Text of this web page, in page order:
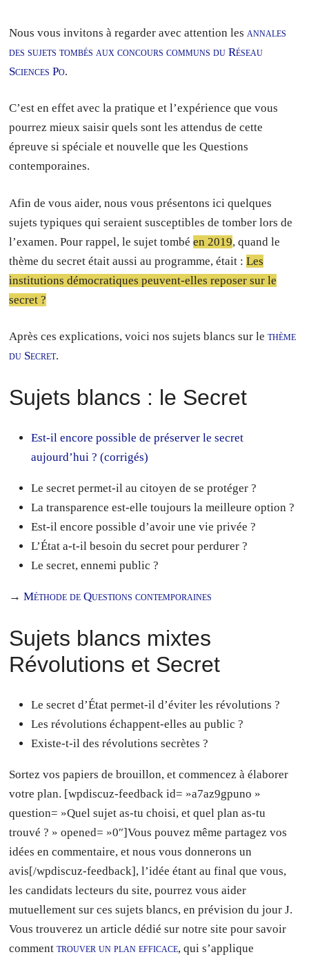
Nous vous invitons à regarder avec attention les annales
des sujets tombés aux concours communs du Réseau
Sciences Po.
C’est en effet avec la pratique et l’expérience que vous
pourrez mieux saisir quels sont les attendus de cette
épreuve si spéciale et nouvelle que les Questions
contemporaines.
Afin de vous aider, nous vous présentons ici quelques
sujets typiques qui seraient susceptibles de tomber lors de
l’examen. Pour rappel, le sujet tombéen 2019, quand le
thème du secret était aussi au programme, était :Les
institutions démocratiques peuvent-elles reposer sur le
secret ?
Après ces explications, voici nos sujets blancs sur lethème
du Secret.
Sujets blancs : le Secret
Est-il encore possible de préserver le secret
aujourd’hui ? (corrigés)
Le secret permet-il au citoyen de se protéger ?
La transparence est-elle toujours la meilleure option ?
Est-il encore possible d’avoir une vie privée ?
L’État a-t-il besoin du secret pour perdurer ?
Le secret, ennemi public ?
→Méthode de Questions contemporaines
Sujets blancs mixtes
Révolutions et Secret
Le secret d’État permet-il d’éviter les révolutions ?
Les révolutions échappent-elles au public ?
Existe-t-il des révolutions secrètes ?
Sortez vos papiers de brouillon, et commencez à élaborer
votre plan. [wpdiscuz-feedback id= »a7az9gpuno »
question= »Quel sujet as-tu choisi, et quel plan as-tu
trouvé ? » opened= »0″]Vous pouvez même partagez vos
idées en commentaire, et nous vous donnerons un
avis[/wpdiscuz-feedback], l’idée étant au final que vous,
les candidats lecteurs du site, pourrez vous aider
mutuellement sur ces sujets blancs, en prévision du jour J.
Vous trouverez un article dédié sur notre site pour savoir
commenttrouver un plan efficace, qui s’applique